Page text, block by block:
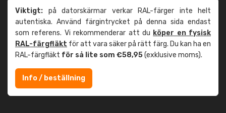
Viktigt: på datorskärmar verkar RAL-färger inte helt
autentiska. Använd färgintrycket på denna sida endast
som referens. Vi rekommenderar att du köper en fysisk
RAL-färgfläkt för att vara säker på rätt färg. Du kan ha en
RAL-färgfläkt för så lite som €58,95(exklusive moms).
Info / beställning